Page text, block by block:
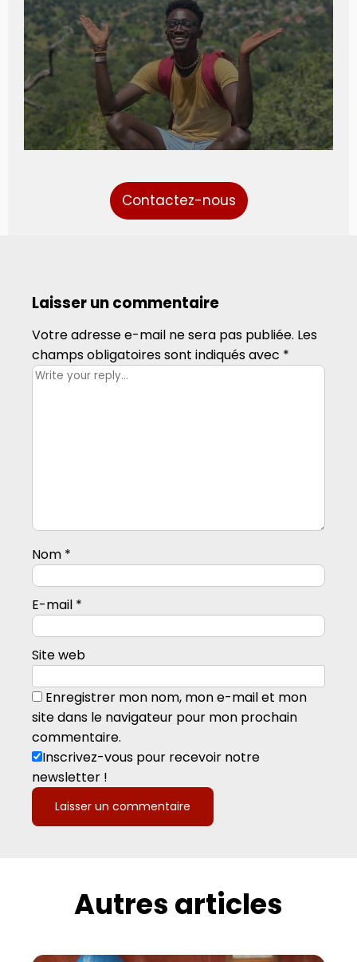
Contactez-nous
Laisser un commentaire
Votre adresse e-mail ne sera pas publiée. Les
champs obligatoires sont indiqués avec *
Nom *
E-mail *
Site web
Enregistrer mon nom, mon e-mail et mon
site dans le navigateur pour mon prochain
commentaire.
Inscrivez-vous pour recevoir notre
newsletter !
Autres articles